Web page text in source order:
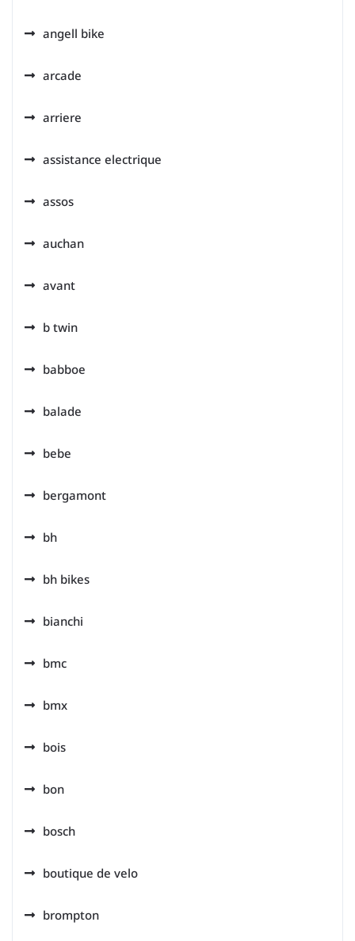
angell bike
arcade
arriere
assistance electrique
assos
auchan
avant
b twin
babboe
balade
bebe
bergamont
bh
bh bikes
bianchi
bmc
bmx
bois
bon
bosch
boutique de velo
brompton